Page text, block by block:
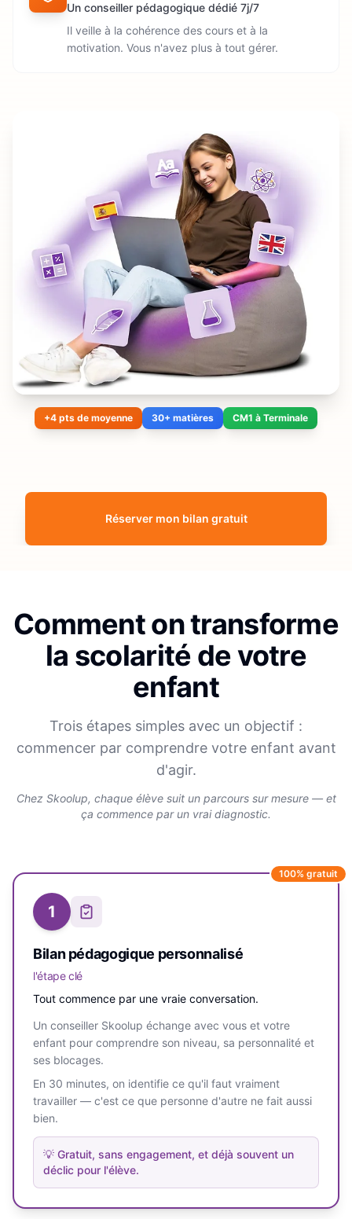
Un conseiller pédagogique dédié 7j/7
Il veille à la cohérence des cours et à la
motivation. Vous n'avez plus à tout gérer.
+4 pts de moyenne 30+ matières CM1 à Terminale
Réserver mon bilan gratuit
Comment on transforme
la scolarité de votre
enfant
Trois étapes simples avec un objectif :
commencer par comprendre votre enfant avant
d'agir.
Chez Skoolup, chaque élève suit un parcours sur mesure — et
ça commence par un vrai diagnostic.
100% gratuit
1
Bilan pédagogique personnalisé
l'étape clé
Tout commence par une vraie conversation.
Un conseiller Skoolup échange avec vous et votre
enfant pour comprendre son niveau, sa personnalité et
ses blocages.
En 30 minutes, on identifie ce qu'il faut vraiment
travailler — c'est ce que personne d'autre ne fait aussi
bien.
💡 Gratuit, sans engagement, et déjà souvent un
déclic pour l'élève.